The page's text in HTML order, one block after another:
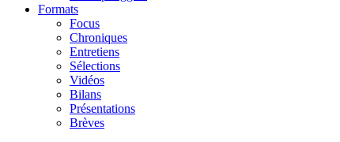
Formats
Focus
Chroniques
Entretiens
Sélections
Vidéos
Bilans
Présentations
Brèves